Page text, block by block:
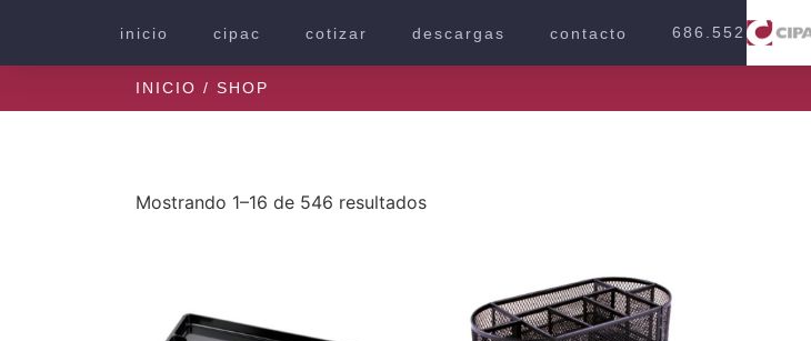
inicio cipac cotizar descargas contacto 686.552.2100
INICIO / SHOP
Mostrando 1–16 de 546 resultados